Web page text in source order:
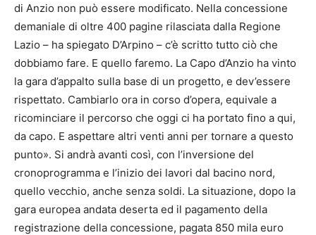
di Anzio non può essere modificato. Nella concessione
demaniale di oltre 400 pagine rilasciata dalla Regione
Lazio – ha spiegato D’Arpino – c’è scritto tutto ciò che
dobbiamo fare. E quello faremo. La Capo d’Anzio ha vinto
la gara d’appalto sulla base di un progetto, e dev’essere
rispettato. Cambiarlo ora in corso d’opera, equivale a
ricominciare il percorso che oggi ci ha portato fino a qui,
da capo. E aspettare altri venti anni per tornare a questo
punto». Si andrà avanti così, con l’inversione del
cronoprogramma e l’inizio dei lavori dal bacino nord,
quello vecchio, anche senza soldi. La situazione, dopo la
gara europea andata deserta ed il pagamento della
registrazione della concessione, pagata 850 mila euro